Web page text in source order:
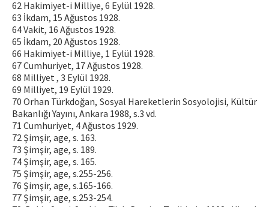
62 Hakimiyet-i Milliye, 6 Eylül 1928.
63 İkdam, 15 Ağustos 1928.
64 Vakit, 16 Ağustos 1928.
65 İkdam, 20 Ağustos 1928.
66 Hakimiyet-i Milliye, 1 Eylül 1928.
67 Cumhuriyet, 17 Ağustos 1928.
68 Milliyet , 3 Eylül 1928.
69 Milliyet, 19 Eylül 1929.
70 Orhan Türkdoğan, Sosyal Hareketlerin Sosyolojisi, Kültür
Bakanlığı Yayını, Ankara 1988, s.3 vd.
71 Cumhuriyet, 4 Ağustos 1929.
72 Şimşir, age, s. 163.
73 Şimşir, age, s. 189.
74 Şimşir, age, s. 165.
75 Şimşir, age, s.255-256.
76 Şimşir, age, s.165-166.
77 Şimşir, age, s.253-254.